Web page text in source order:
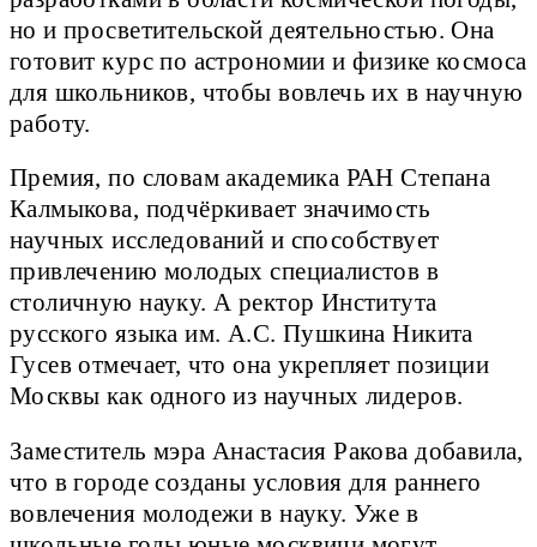
но и просветительской деятельностью. Она
готовит курс по астрономии и физике космоса
для школьников, чтобы вовлечь их в научную
работу.
Премия, по словам академика РАН Степана
Калмыкова, подчёркивает значимость
научных исследований и способствует
привлечению молодых специалистов в
столичную науку. А ректор Института
русского языка им. А.С. Пушкина Никита
Гусев отмечает, что она укрепляет позиции
Москвы как одного из научных лидеров.
Заместитель мэра Анастасия Ракова добавила,
что в городе созданы условия для раннего
вовлечения молодежи в науку. Уже в